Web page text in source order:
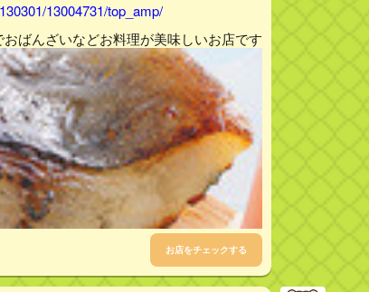
13004731/top_amp/
ばんざいなどお料理が美味しいお店です
お店をチェックする